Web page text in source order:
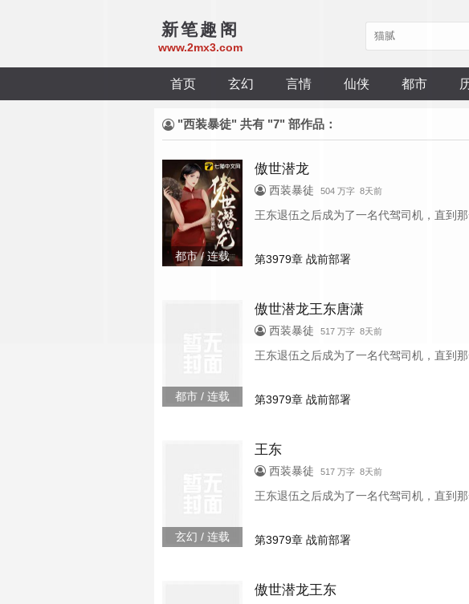
新笔趣阁
www.2mx3.com
首页 玄幻 言情 仙侠 都市
"西装暴徒" 共有 "7" 部作品：
都市 / 连载
傲世潜龙
西装暴徒 504 万字 8天前
王东退伍之后成为了一名代驾司机，直到
第3979章 战前部署
都市 / 连载
傲世潜龙王东唐潇
西装暴徒 517 万字 8天前
王东退伍之后成为了一名代驾司机，直到
第3979章 战前部署
玄幻 / 连载
王东
西装暴徒 517 万字 8天前
王东退伍之后成为了一名代驾司机，直到
第3979章 战前部署
傲世潜龙王东